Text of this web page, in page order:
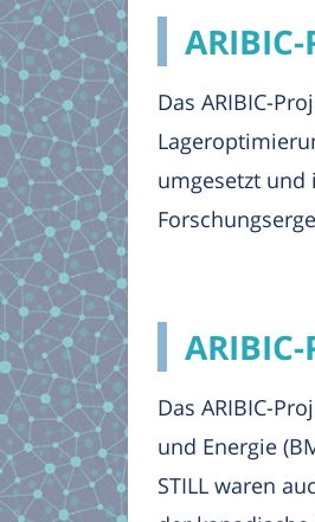
Das ARIBIC-
umgesetzt und
Das ARIBIC-
und Energie
STILL waren